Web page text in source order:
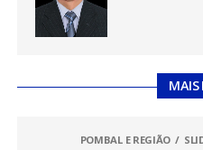
MAIS
POMBAL E REGIÃO